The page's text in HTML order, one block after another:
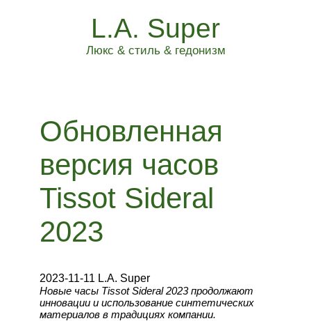
L.A. Super
Люкс & стиль & гедонизм
Обновленная
версия часов
Tissot Sideral
2023
2023-11-11 L.A. Super
Новые часы Tissot Sideral 2023 продолжают
инновации и использование синтетических
материалов в традициях компании.